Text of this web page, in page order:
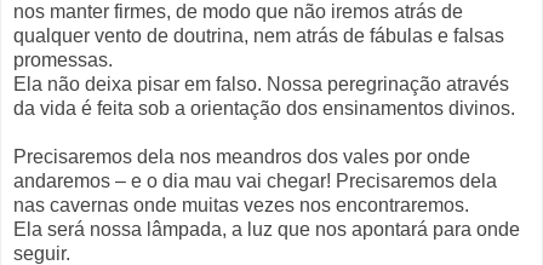
nos manter firmes, de modo que não iremos atrás de
qualquer vento de doutrina, nem atrás de fábulas e falsas
promessas.
Ela não deixa pisar em falso. Nossa peregrinação através
da vida é feita sob a orientação dos ensinamentos divinos.
Precisaremos dela nos meandros dos vales por onde
andaremos – e o dia mau vai chegar! Precisaremos dela
nas cavernas onde muitas vezes nos encontraremos.
Ela será nossa lâmpada, a luz que nos apontará para onde
seguir.